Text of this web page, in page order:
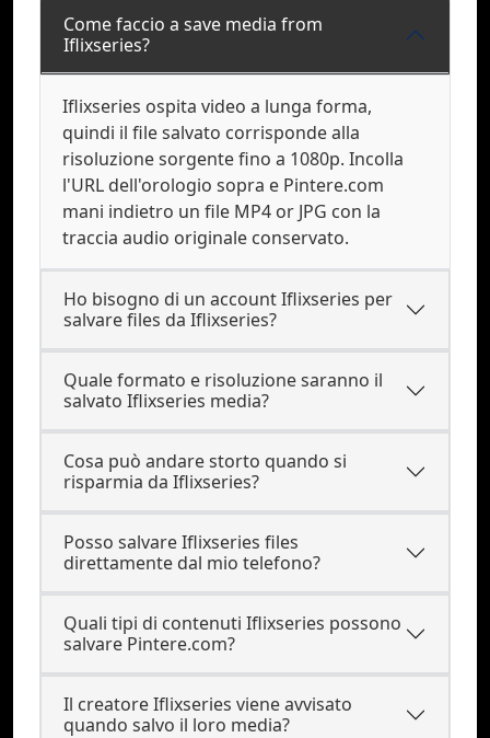
Come faccio a save media from
Iflixseries?
Iflixseries ospita video a lunga forma,
quindi il file salvato corrisponde alla
risoluzione sorgente fino a 1080p. Incolla
l'URL dell'orologio sopra e Pintere.com
mani indietro un file MP4 or JPG con la
traccia audio originale conservato.
Ho bisogno di un account Iflixseries per
salvare files da Iflixseries?
Quale formato e risoluzione saranno il
salvato Iflixseries media?
Cosa può andare storto quando si
risparmia da Iflixseries?
Posso salvare Iflixseries files
direttamente dal mio telefono?
Quali tipi di contenuti Iflixseries possono
salvare Pintere.com?
Il creatore Iflixseries viene avvisato
quando salvo il loro media?